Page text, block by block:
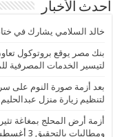
احدث الأخبار
خالد السلامي يشارك في
بنك مصر يوقع بروتوكول
لتيسير الخدمات المصرفية
بعد أزمة صورة النوم على
لتنظيم زيارة منزل
أزمة أرض المحلج بمغاغة
ومطالبات بالتحقيق 3 أغسطس، 2026